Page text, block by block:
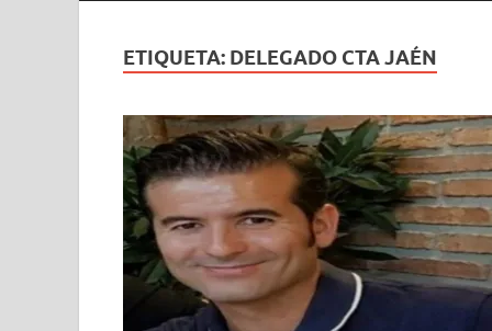
ETIQUETA: DELEGADO CTA JAÉN